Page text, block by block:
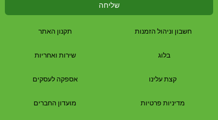
שליחה
חשבון וניהול הזמנות
בלוג
קצת עלינו
מדיניות פרטיות
תקנון האתר
שירות ואחריות
אספקה לעסקים
מועדון החברים